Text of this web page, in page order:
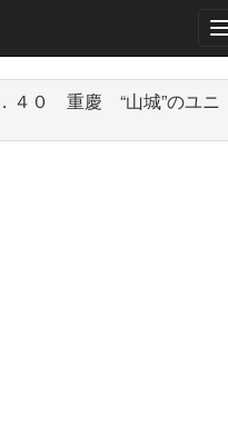
４０ 重慶 “山城”のユニ